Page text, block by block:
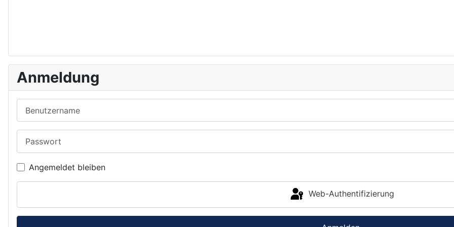
Anmeldung
Angemeldet bleiben
Web-Authentifizierung